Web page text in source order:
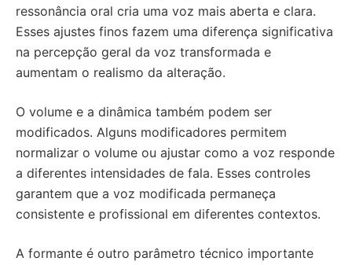
ressonância oral cria uma voz mais aberta e clara.
Esses ajustes finos fazem uma diferença significativa
na percepção geral da voz transformada e
aumentam o realismo da alteração.
O volume e a dinâmica também podem ser
modificados. Alguns modificadores permitem
normalizar o volume ou ajustar como a voz responde
a diferentes intensidades de fala. Esses controles
garantem que a voz modificada permaneça
consistente e profissional em diferentes contextos.
A formante é outro parâmetro técnico importante